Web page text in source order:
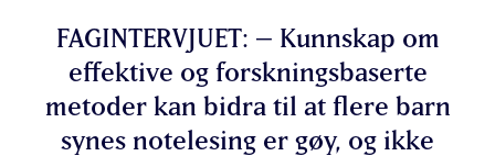
FAGINTERVJUET: – Kunnskap om
effektive og forskningsbaserte
metoder kan bidra til at flere barn
synes notelesing er gøy, og ikke